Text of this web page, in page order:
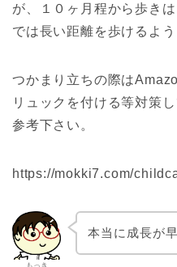
が、１０ヶ月程から歩き
では長い距離を歩けるよう
つかまり立ちの際は
リュックを付ける等対策
参考下さい。
https://mokki7.com/
本当に成長が